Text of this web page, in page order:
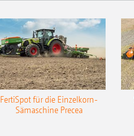
FertiSpot für die Einzelkorn-
Sämaschine Precea